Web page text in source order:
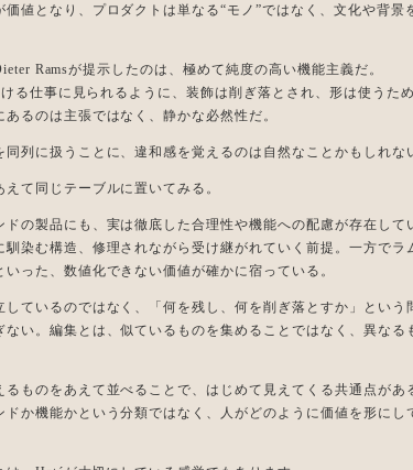
価値となり、プロダクトは単なる“モノ”ではなく、文化や背景
Ramsが提示したのは、極めて純度の高い機能主義だ。
る仕事に見られるように、装飾は削ぎ落とされ、形は使うた
あるのは主張ではなく、静かな必然性だ。
同列に扱うことに、違和感を覚えるのは自然なことかもしれな
えて同じテーブルに置いてみる。
ドの製品にも、実は徹底した合理性や機能への配慮が存在して
馴染む構造、修理されながら受け継がれていく前提。一方でラ
いった、数値化できない価値が確かに宿っている。
しているのではなく、「何を残し、何を削ぎ落とすか」という
ない。編集とは、似ているものを集めることではなく、異なる
るものをあえて並べることで、はじめて見えてくる共通点があ
ドか機能かという分類ではなく、人がどのように価値を形にし